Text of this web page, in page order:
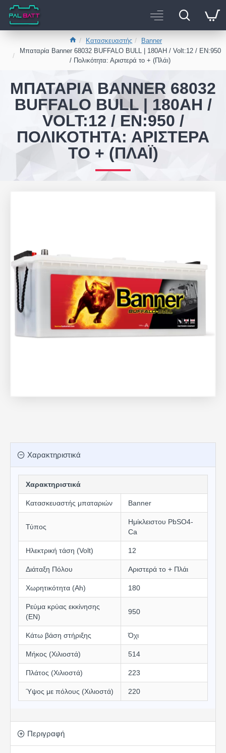
Κατασκευαστής
Banner
Μπαταρία Banner 68032 BUFFALO BULL | 180AH / Volt:12 / EN:950
/ Πολικότητα: Αριστερά το + (Πλάι)
ΜΠΑΤΑΡΊΑ BANNER 68032
BUFFALO BULL | 180AH /
VOLT:12 / EN:950 /
ΠΟΛΙΚΌΤΗΤΑ: ΑΡΙΣΤΕΡΆ
ΤΟ + (ΠΛΆΙ)
Χαρακτηριστικά
Χαρακτηριστικά
Κατασκευαστής μπαταριών Banner
Τύπος
Ημίκλειστου PbSO4-
Ca
Ηλεκτρική τάση (Volt) 12
Διάταξη Πόλου Αριστερά το + Πλάι
Χωρητικότητα (Αh) 180
Ρεύμα κρύας εκκίνησης
(EN)
950
Κάτω βάση στήριξης Όχι
Μήκος (Χιλιοστά) 514
Πλάτος (Χιλιοστά) 223
Ύψος με πόλους (Χιλιοστά) 220
Περιγραφή